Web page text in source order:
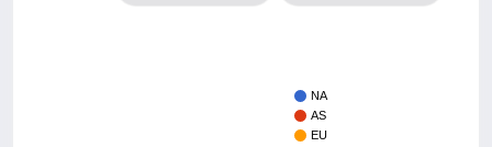
NA
AS
EU